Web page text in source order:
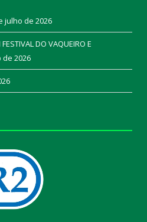
julho de 2026
DO VAQUEIRO E
de 2026